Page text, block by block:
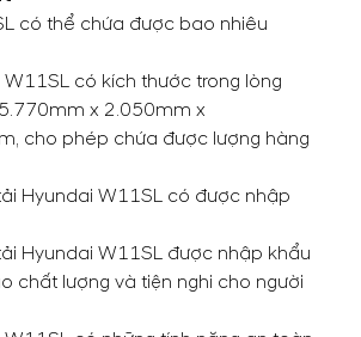
có thể chứa được bao nhiêu
có kích thước trong lòng
x 2.050mm x
cho phép chứa được lượng hàng
Hyundai W11SL có được nhập
Hyundai W11SL được nhập khẩu
chất lượng và tiện nghi cho người